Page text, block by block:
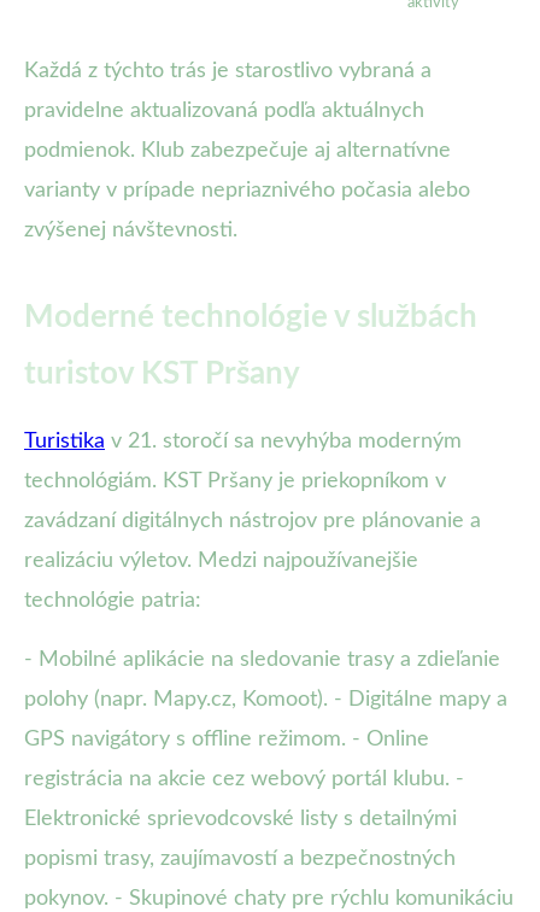
Každá z týchto trás je starostlivo vybraná a
pravidelne aktualizovaná podľa aktuálnych
podmienok. Klub zabezpečuje aj alternatívne
varianty v prípade nepriaznivého počasia alebo
zvýšenej návštevnosti.
Moderné technológie v službách
turistov KST Pršany
Turistika v 21. storočí sa nevyhýba moderným
technológiám. KST Pršany je priekopníkom v
zavádzaní digitálnych nástrojov pre plánovanie a
realizáciu výletov. Medzi najpoužívanejšie
technológie patria:
- Mobilné aplikácie na sledovanie trasy a zdieľanie
polohy (napr. Mapy.cz, Komoot). - Digitálne mapy a
GPS navigátory s offline režimom. - Online
registrácia na akcie cez webový portál klubu. -
Elektronické sprievodcovské listy s detailnými
popismi trasy, zaujímavostí a bezpečnostných
pokynov. - Skupinové chaty pre rýchlu komunikáciu